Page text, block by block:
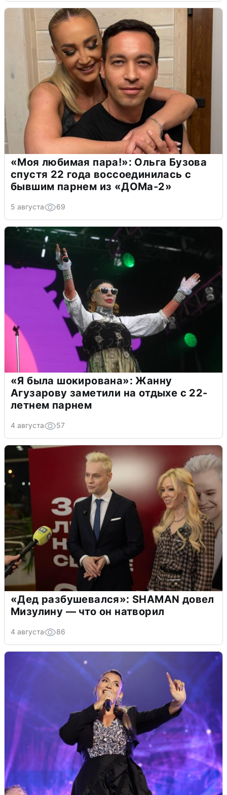
«Моя любимая пара!»: Ольга Бузова
спустя 22 года воссоединилась с
бывшим парнем из «ДОМа-2»
5 августа 69
«Я была шокирована»: Жанну
Агузарову заметили на отдыхе с 22-
летнем парнем
4 августа 57
«Дед разбушевался»: SHAMAN довел
Мизулину — что он натворил
4 августа 86